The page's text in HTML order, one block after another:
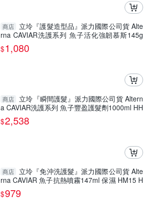
商店
立坽『護髮造型品』派力國際公司貨 Alte
rna CAVIAR洗護系列 魚子活化強韌慕斯145g
HH03 HM03
$1,080
商店
立坽『瞬間護髮』派力國際公司貨 Altern
a CAVIAR洗護系列 魚子豐盈護髮劑1000ml HH
03
$2,538
商店
立坽『免沖洗護髮』派力國際公司貨 Alte
rna CAVIAR 魚子抗熱噴霧147ml 保濕 HM15 H
M01
$979